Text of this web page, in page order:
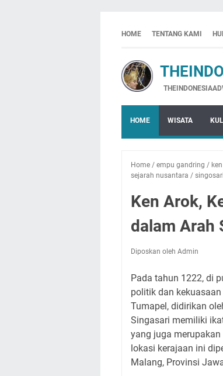
HOME TENTANG KAMI
HOME WISATA
Home / empu gandring /
sejarah nusantara / singosari
Ken Arok,
dalam Arah
Diposkan oleh Admin
Pada tahun 1222, di
politik dan
Tumapel, didirikan
Singasari memiliki
yang juga
lokasi kerajaan ini
Malang, Provinsi